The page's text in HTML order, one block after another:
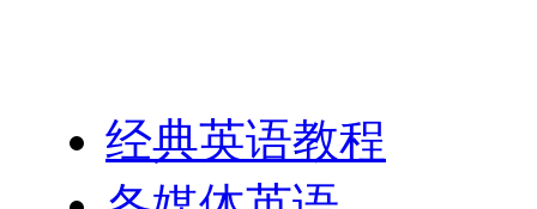
经典英语教程